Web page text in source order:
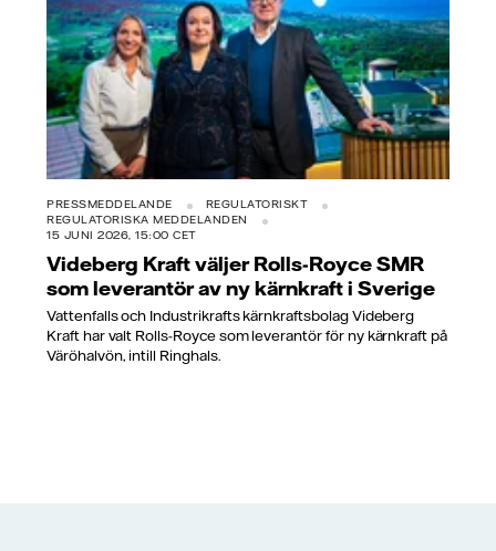
PRESSMEDDELANDE
REGULATORISKT
REGULATORISKA MEDDELANDEN
15 JUNI 2026, 15:00 CET
Videberg Kraft väljer Rolls-Royce SMR
som leverantör av ny kärnkraft i Sverige
Vattenfalls och Industrikrafts kärnkraftsbolag Videberg
Kraft har valt Rolls-Royce som leverantör för ny kärnkraft på
Väröhalvön, intill Ringhals.